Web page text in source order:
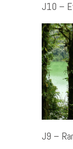
J10 –
J9 –